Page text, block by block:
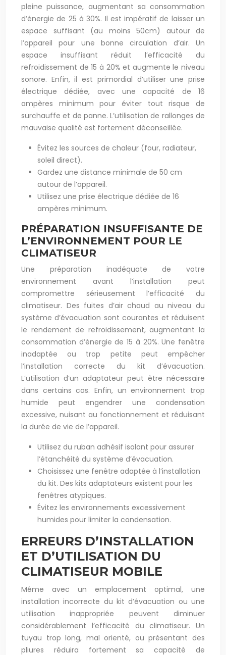
pleine puissance, augmentant sa consommation
d’énergie de 25 à 30%. Il est impératif de laisser un
espace suffisant (au moins 50cm) autour de
l’appareil pour une bonne circulation d’air. Un
espace insuffisant réduit l’efficacité du
refroidissement de 15 à 20% et augmente le niveau
sonore. Enfin, il est primordial d’utiliser une prise
électrique dédiée, avec une capacité de 16
ampères minimum pour éviter tout risque de
surchauffe et de panne. L’utilisation de rallonges de
mauvaise qualité est fortement déconseillée.
Évitez les sources de chaleur (four, radiateur,
soleil direct).
Gardez une distance minimale de 50 cm
autour de l’appareil.
Utilisez une prise électrique dédiée de 16
ampères minimum.
PRÉPARATION INSUFFISANTE DE
L’ENVIRONNEMENT POUR LE
CLIMATISEUR
Une préparation inadéquate de votre
environnement avant l’installation peut
compromettre sérieusement l’efficacité du
climatiseur. Des fuites d’air chaud au niveau du
système d’évacuation sont courantes et réduisent
le rendement de refroidissement, augmentant la
consommation d’énergie de 15 à 20%. Une fenêtre
inadaptée ou trop petite peut empêcher
l’installation correcte du kit d’évacuation.
L’utilisation d’un adaptateur peut être nécessaire
dans certains cas. Enfin, un environnement trop
humide peut engendrer une condensation
excessive, nuisant au fonctionnement et réduisant
la durée de vie de l’appareil.
Utilisez du ruban adhésif isolant pour assurer
l’étanchéité du système d’évacuation.
Choisissez une fenêtre adaptée à l’installation
du kit. Des kits adaptateurs existent pour les
fenêtres atypiques.
Évitez les environnements excessivement
humides pour limiter la condensation.
ERREURS D’INSTALLATION
ET D’UTILISATION DU
CLIMATISEUR MOBILE
Même avec un emplacement optimal, une
installation incorrecte du kit d’évacuation ou une
utilisation inappropriée peuvent diminuer
considérablement l’efficacité du climatiseur. Un
tuyau trop long, mal orienté, ou présentant des
pliures réduira fortement sa capacité de